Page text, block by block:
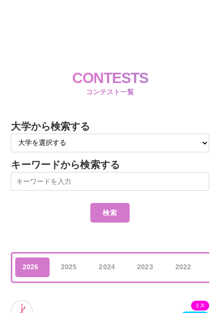
CONTESTS
コンテスト一覧
大学から検索する
キーワードから検索する
検索
2026 2025 2024 2023 2022
ミス